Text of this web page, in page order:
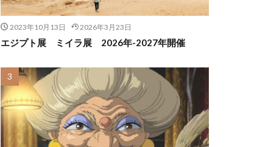
2023年10月13日 2026年3月23日
エジプト展 ミイラ展 2026年-2027年開催